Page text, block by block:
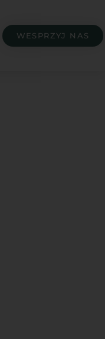
WESPRZYJ NAS